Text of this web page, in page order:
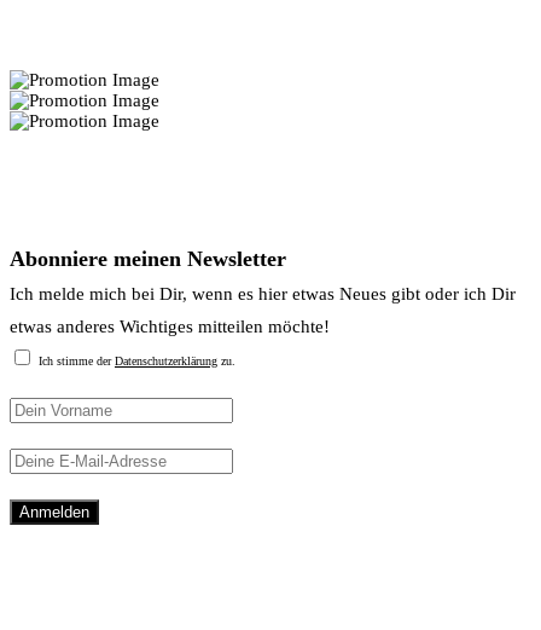
Abonniere meinen Newsletter
Ich melde mich bei Dir, wenn es hier etwas Neues gibt oder ich Dir
etwas anderes Wichtiges mitteilen möchte!
Ich stimme derDatenschutzerklärung zu.